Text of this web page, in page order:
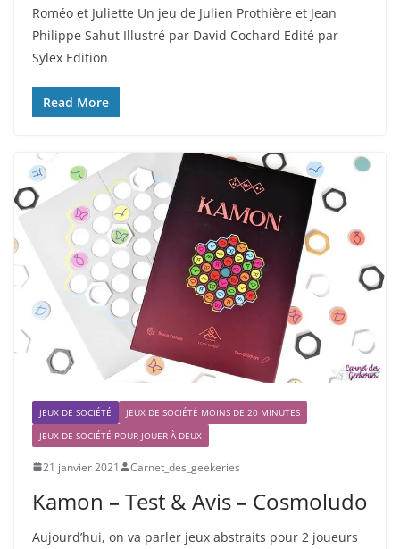
Roméo et Juliette Un jeu de Julien Prothière et Jean
Philippe Sahut Illustré par David Cochard Edité par
Sylex Edition
Read More
JEUX DE SOCIÉTÉ
JEUX DE SOCIÉTÉ MOINS DE 20 MINUTES
JEUX DE SOCIÉTÉ POUR JOUER À DEUX
21 janvier 2021 Carnet_des_geekeries
Kamon – Test & Avis – Cosmoludo
Aujourd’hui, on va parler jeux abstraits pour 2 joueurs